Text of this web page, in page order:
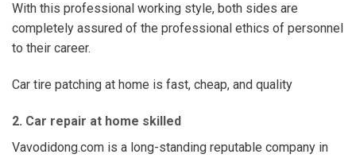
With this professional working style, both sides are
completely assured of the professional ethics of personnel
to their career.
Car tire patching at home is fast, cheap, and quality
2. Car repair at home skilled
Vavodidong.com is a long-standing reputable company in